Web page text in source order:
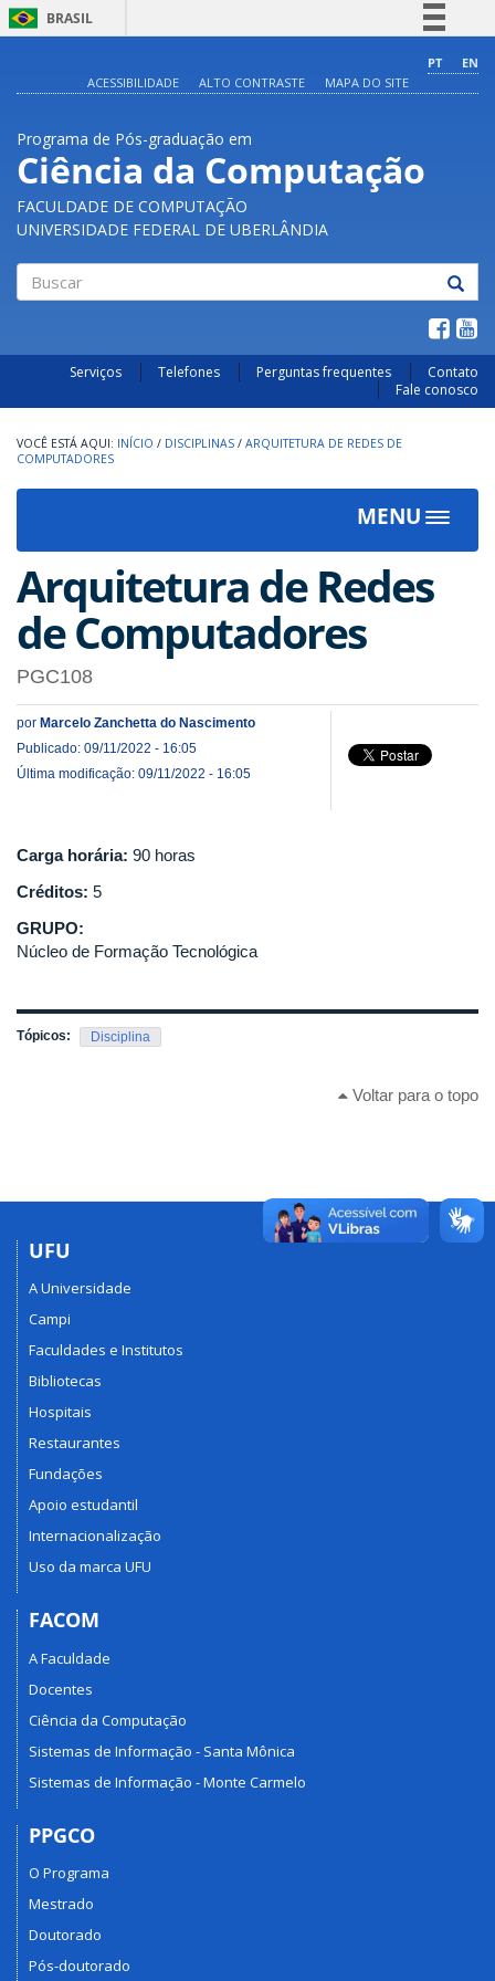
BRASIL
Comunica BR
Acesso à informação
Legislação
PT
EN
ACESSIBILIDADE
ALTO CONTRASTE MAPA DO SITE
Programa de Pós-graduação em
Ciência da Computação
FACULDADE DE COMPUTAÇÃO
UNIVERSIDADE FEDERAL DE UBERLÂNDIA
Serviços Telefones Perguntas frequentes
Contato
Fale conosco
INÍCIO / DISCIPLINAS / ARQUITETURA DE REDES DE
COMPUTADORES
MENU
Toggle
Arquitetura de Redes
de Computadores
PGC108
por Marcelo Zanchetta do Nascimento
Publicado: 09/11/2022 - 16:05
Última modificação: 09/11/2022 - 16:05
Carga horária: 90 horas
Créditos: 5
GRUPO:
Núcleo de Formação Tecnológica
Tópicos: Disciplina
Voltar para o topo
UFU
A Universidade
Campi
Faculdades e Institutos
Bibliotecas
Hospitais
Restaurantes
Fundações
Apoio estudantil
Internacionalização
Uso da marca UFU
FACOM
A Faculdade
Docentes
Ciência da Computação
Sistemas de Informação - Santa Mônica
Sistemas de Informação - Monte Carmelo
PPGCO
O Programa
Mestrado
Doutorado
Pós-doutorado